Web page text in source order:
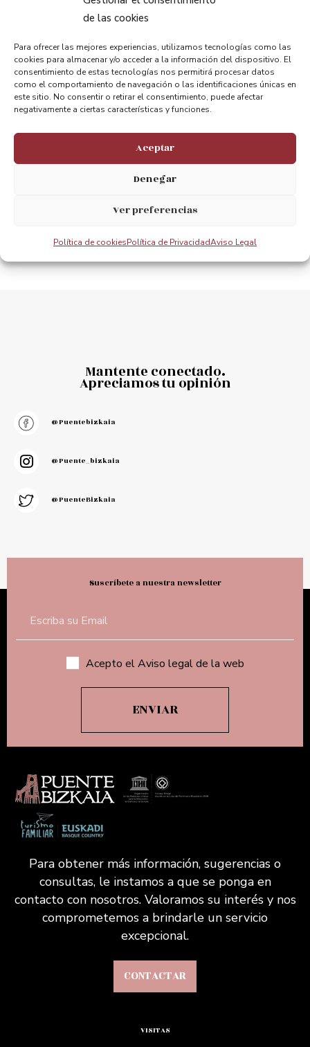
de las cookies
Para ofrecer las mejores experiencias, utilizamos tecnologías como las
cookies para almacenar y/o acceder a la información del dispositivo. El
consentimiento de estas tecnologías nos permitirá procesar datos
como el comportamiento de navegación o las identificaciones únicas en
este sitio. No consentir o retirar el consentimiento, puede afectar
negativamente a ciertas características y funciones.
Aceptar
Denegar
Ver preferencias
Política de cookiesPolítica de PrivacidadAviso Legal
18 de Mayo, Día International de los Museos – La sostenibilidad en las raíces de los museos World Heritage Young Professionals Forum 2023
Mantente conectado.
Apreciamos tu opinión
@puentebizkaia
@puente_bizkaia
@PuenteBizkaia
Suscríbete a nuestra newsletter
Acepto el Aviso legal de la web
Para obtener más información, sugerencias o
consultas, le instamos a que se ponga en
contacto con nosotros. Valoramos su interés y nos
comprometemos a brindarle un servicio
excepcional.
CONTACTAR
VISITAS